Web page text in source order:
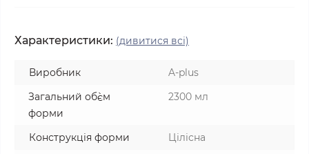
Характеристики: (дивитися всі)
Виробник
A-plus
Загальний об`єм
форми
2300 мл
Конструкція форми
Цілісна